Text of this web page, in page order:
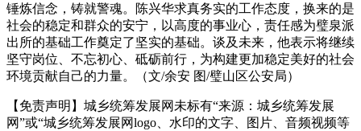
锤炼信念，铸就警魂。陈兴华求真务实的工作态度，换来的是
社会的稳定和群众的安宁，以高度的事业心，责任感为璧泉派
出所的基础工作奠定了坚实的基础。谈及未来，他表示将继续
坚守岗位、不忘初心、砥砺前行，为构建更加稳定美好的社会
环境贡献自己的力量。（文/余安 图/璧山区公安局）
【免责声明】城乡统筹发展网未标有“来源：城乡统筹发展
网”或“城乡统筹发展网logo、水印的文字、图片、音频视频等